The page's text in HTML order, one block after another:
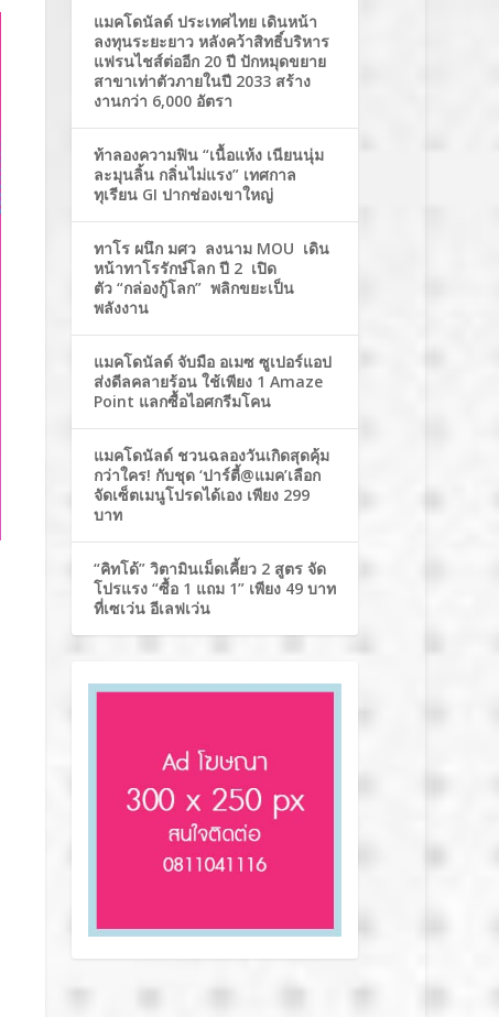
แมคโดนัลด์ ประเทศไทย เดินหน้า
ลงทุนระยะยาว หลังคว้าสิทธิ์บริหาร
แฟรนไชส์ต่ออีก 20 ปี ปักหมุดขยาย
สาขาเท่าตัวภายในปี 2033 สร้าง
งานกว่า 6,000 อัตรา
ท้าลองความฟิน “เนื้อแห้ง เนียนนุ่ม
ละมุนลิ้น กลิ่นไม่แรง” เทศกาล
ทุเรียน GI ปากช่องเขาใหญ่
ทาโร ผนึก มศว ลงนาม MOU เดิน
หน้าทาโรรักษ์โลก ปี 2 เปิด
ตัว “กล่องกู้โลก” พลิกขยะเป็น
พลังงาน
แมคโดนัลด์ จับมือ อเมซ ซูเปอร์แอป
ส่งดีลคลายร้อน ใช้เพียง 1 Amaze
Point แลกซื้อไอศกรีมโคน
แมคโดนัลด์ ชวนฉลองวันเกิดสุดคุ้ม
กว่าใคร! กับชุด ‘ปาร์ตี้@แมค’เลือก
จัดเซ็ตเมนูโปรดได้เอง เพียง 299
บาท
“คิทโด้” วิตามินเม็ดเคี้ยว 2 สูตร จัด
โปรแรง “ซื้อ 1 แถม 1” เพียง 49 บาท
ที่เซเว่น อีเลฟเว่น